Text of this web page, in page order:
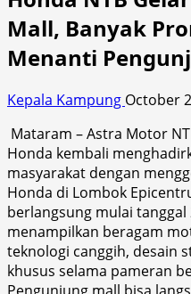
Mall, Banyak
Menanti
Kepala Kampung October
Mataram – Astra Motor
Honda kembali
masyarakat dengan
Honda di Lombok
berlangsung mulai
menampilkan beragam
teknologi canggih, desain
khusus selama pameran